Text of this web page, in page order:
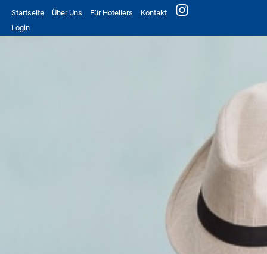
Startseite Über Uns Für Hoteliers
Kontakt
Login